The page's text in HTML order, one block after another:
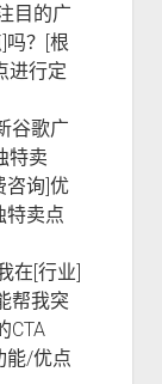
目的广
吗？[根
进行定
谷歌广
特卖
咨询]优
特卖点
在[行业]
帮我突
CTA
能/优点